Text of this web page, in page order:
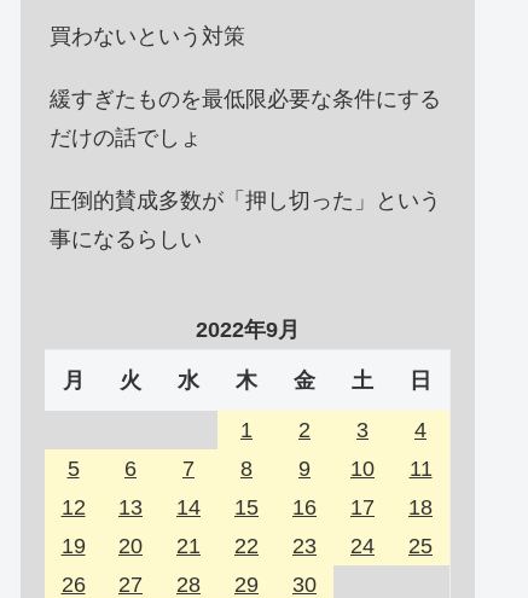
買わないという対策
緩すぎたものを最低限必要な条件にする
だけの話でしょ
圧倒的賛成多数が「押し切った」という
事になるらしい
2022年9月
月 火 水 木 金 土 日
1 2 3
4
5
6 7 8 9 10
11
12
13 14 15 16 17
18
19
20 21 22 23 24
25
26
27 28 29 30